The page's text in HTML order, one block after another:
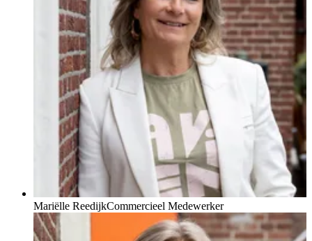
Mariëlle ReedijkCommercieel Medewerker